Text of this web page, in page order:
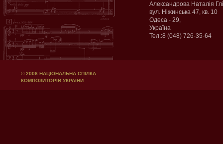
Александрова Наталія
вул. Ніжинська 47, кв. 10
Одеса - 29,
Україна
Тел.:8 (048) 726-35-64
© 2006 НАЦІОНАЛЬНА СПІЛКА
КОМПОЗИТОРІВ УКРАЇНИ